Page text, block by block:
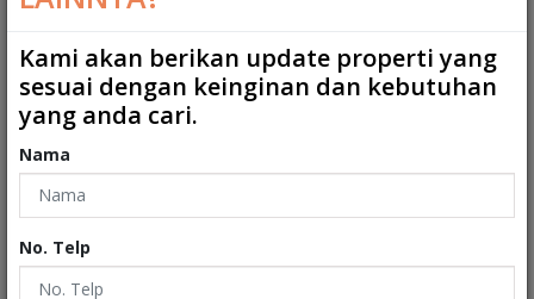
Ukuran Tanah : 333 m2
Ukuran Bangunan
Garasi
Carport
Tipe
Kami akan berikan update properti yang
sesuai dengan keinginan dan kebutuhan
yang anda cari.
Nama
No. Telp